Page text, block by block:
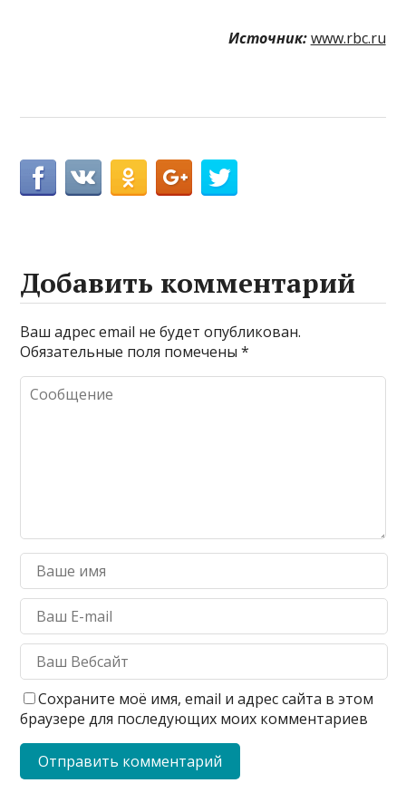
Источник: www.rbc.ru
Добавить комментарий
Ваш адрес email не будет опубликован.
Обязательные поля помечены*
Сохраните моё имя, email и адрес сайта в этом
браузере для последующих моих комментариев